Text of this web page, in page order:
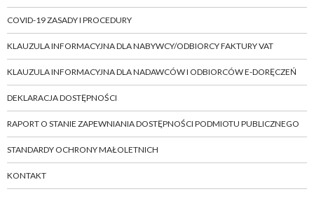
COVID-19 ZASADY I PROCEDURY
KLAUZULA INFORMACYJNA DLA NABYWCY/ODBIORCY FAKTURY VAT
KLAUZULA INFORMACYJNA DLA NADAWCÓW I ODBIORCÓW E-DORĘCZEŃ
DEKLARACJA DOSTĘPNOŚCI
RAPORT O STANIE ZAPEWNIANIA DOSTĘPNOŚCI PODMIOTU PUBLICZNEGO
STANDARDY OCHRONY MAŁOLETNICH
KONTAKT